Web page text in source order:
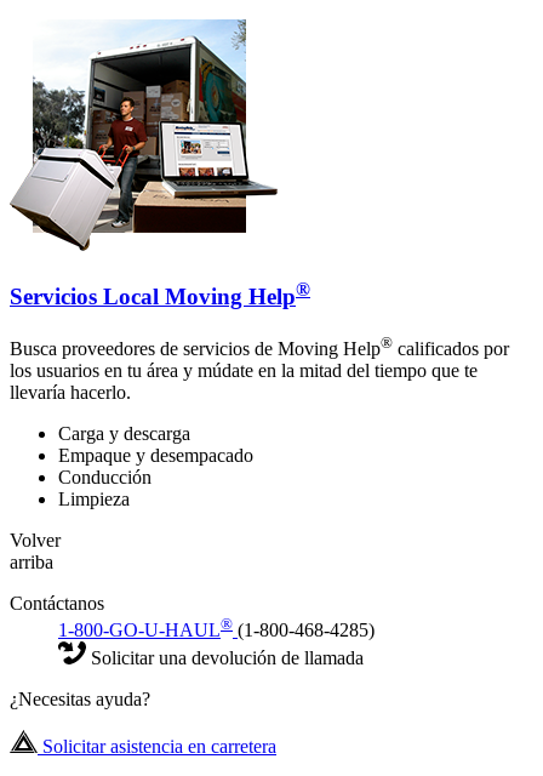
Servicios Local Moving Help®
Busca proveedores de servicios de Moving Help® calificados por
los usuarios en tu área y múdate en la mitad del tiempo que te
llevaría hacerlo.
Carga y descarga
Empaque y desempacado
Conducción
Limpieza
Volver
arriba
Contáctanos
1-800-GO-U-HAUL® (1-800-468-4285)
Solicitar una devolución de llamada
¿Necesitas ayuda?
Solicitar asistencia en carretera